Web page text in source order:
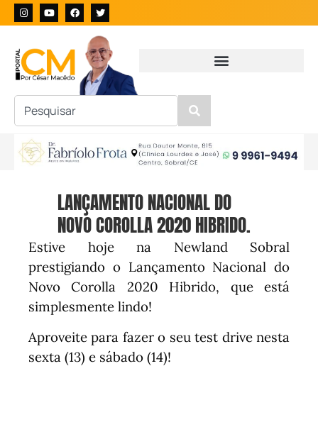
LANÇAMENTO NACIONAL DO
NOVO COROLLA 2020 HIBRIDO.
Estive hoje na Newland Sobral
prestigiando o Lançamento Nacional do
Novo Corolla 2020 Hibrido, que está
simplesmente lindo!
Aproveite para fazer o seu test drive nesta
sexta (13) e sábado (14)!